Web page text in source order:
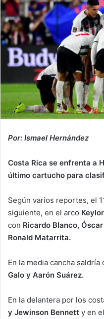
Por: Ismael Hernández
Costa Rica se enfrenta a
último cartucho para
Según varios reportes, el
siguiente, en el arco
con Ricardo Blanco,
Ronald Matarrita.
En la media cancha saldría
Galo y Aarón Suárez.
En la delantera por los
y Jewinson Bennett y en